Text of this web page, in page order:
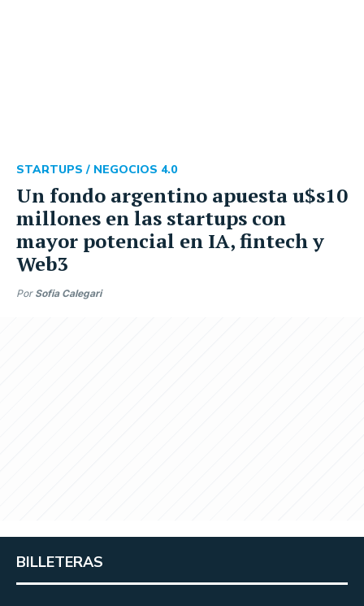
Un fondo argentino apuesta u$s10
millones en las startups con
mayor potencial en IA, fintech y
Web3
STARTUPS / NEGOCIOS 4.0
Por Sofia Calegari
BILLETERAS